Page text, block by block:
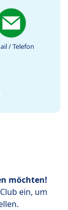
/ Telefon
möchten!
ein, um